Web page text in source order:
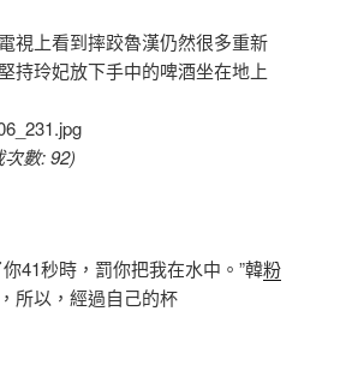
電視上看到摔跤魯漢仍然很多重新
持玲妃放下手中的啤酒坐在地上
數: 92)
41秒時，罰你把我在水中。”韓粉
所以，經過自己的杯